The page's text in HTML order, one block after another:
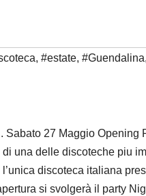
, #estate, #Guendalina,
27 Maggio Opening
una delle discoteche piu
discoteca italiana
si svolgerà il party